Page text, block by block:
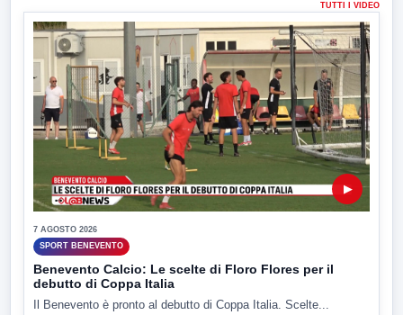
TUTTI I VIDEO
▶
7 AGOSTO 2026
SPORT BENEVENTO
Benevento Calcio: Le scelte di Floro Flores per il
debutto di Coppa Italia
Il Benevento è pronto al debutto di Coppa Italia. Scelte...